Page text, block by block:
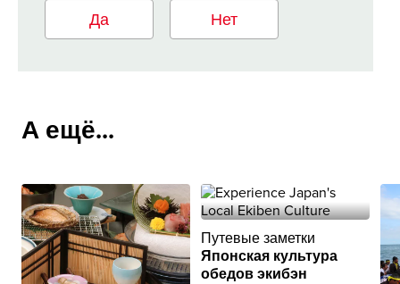
Да Нет
А ещё...
Путевые заметки
Японская культура
обедов экибэн